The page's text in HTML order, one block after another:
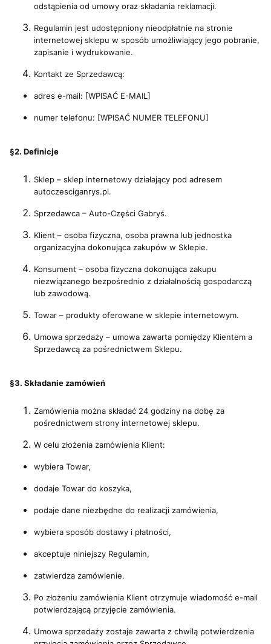
odstąpienia od umowy oraz składania reklamacji.
Regulamin jest udostępniony nieodpłatnie na stronie
internetowej sklepu w sposób umożliwiający jego pobranie,
zapisanie i wydrukowanie.
Kontakt ze Sprzedawcą:
adres e-mail: [WPISAĆ E-MAIL]
numer telefonu: [WPISAĆ NUMER TELEFONU]
§2. Definicje
Sklep – sklep internetowy działający pod adresem
autoczesciganrys.pl.
Sprzedawca – Auto-Części Gabryś.
Klient – osoba fizyczna, osoba prawna lub jednostka
organizacyjna dokonująca zakupów w Sklepie.
Konsument – osoba fizyczna dokonująca zakupu
niezwiązanego bezpośrednio z działalnością gospodarczą
lub zawodową.
Towar – produkty oferowane w sklepie internetowym.
Umowa sprzedaży – umowa zawarta pomiędzy Klientem a
Sprzedawcą za pośrednictwem Sklepu.
§3. Składanie zamówień
Zamówienia można składać 24 godziny na dobę za
pośrednictwem strony internetowej sklepu.
W celu złożenia zamówienia Klient:
wybiera Towar,
dodaje Towar do koszyka,
podaje dane niezbędne do realizacji zamówienia,
wybiera sposób dostawy i płatności,
akceptuje niniejszy Regulamin,
zatwierdza zamówienie.
Po złożeniu zamówienia Klient otrzymuje wiadomość e-mail
potwierdzającą przyjęcie zamówienia.
Umowa sprzedaży zostaje zawarta z chwilą potwierdzenia